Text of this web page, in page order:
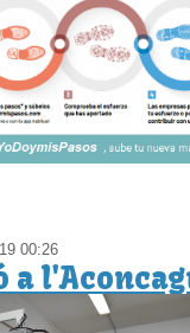
00:26
a